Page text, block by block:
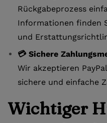
Rückgabeprozess
Informationen finden
und
💳 Sichere
Wir akzeptieren
sichere und einfache
Wichtiger